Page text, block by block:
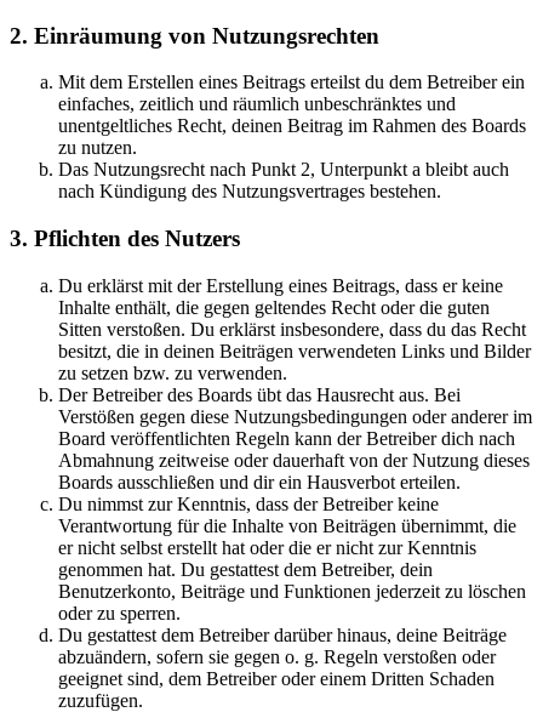
2. Einräumung von Nutzungsrechten
Mit dem Erstellen eines Beitrags erteilst du dem Betreiber ein
einfaches, zeitlich und räumlich unbeschränktes und
unentgeltliches Recht, deinen Beitrag im Rahmen des Boards
zu nutzen.
Das Nutzungsrecht nach Punkt 2, Unterpunkt a bleibt auch
nach Kündigung des Nutzungsvertrages bestehen.
3. Pflichten des Nutzers
Du erklärst mit der Erstellung eines Beitrags, dass er keine
Inhalte enthält, die gegen geltendes Recht oder die guten
Sitten verstoßen. Du erklärst insbesondere, dass du das Recht
besitzt, die in deinen Beiträgen verwendeten Links und Bilder
zu setzen bzw. zu verwenden.
Der Betreiber des Boards übt das Hausrecht aus. Bei
Verstößen gegen diese Nutzungsbedingungen oder anderer im
Board veröffentlichten Regeln kann der Betreiber dich nach
Abmahnung zeitweise oder dauerhaft von der Nutzung dieses
Boards ausschließen und dir ein Hausverbot erteilen.
Du nimmst zur Kenntnis, dass der Betreiber keine
Verantwortung für die Inhalte von Beiträgen übernimmt, die
er nicht selbst erstellt hat oder die er nicht zur Kenntnis
genommen hat. Du gestattest dem Betreiber, dein
Benutzerkonto, Beiträge und Funktionen jederzeit zu löschen
oder zu sperren.
Du gestattest dem Betreiber darüber hinaus, deine Beiträge
abzuändern, sofern sie gegen o. g. Regeln verstoßen oder
geeignet sind, dem Betreiber oder einem Dritten Schaden
zuzufügen.